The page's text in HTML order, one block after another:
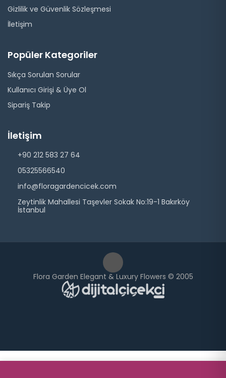
Gizlilik ve Güvenlik Sözleşmesi
İletişim
Popüler Kategoriler
Sıkça Sorulan Sorular
Kullanıcı Girişi & Üye Ol
Sipariş Takip
İletişim
+90 212 583 27 64
05325566540
info@floragardencicek.com
Zeytinlik Mahallesi Taşevler Sokak No:19-1 Bakırköy
İstanbul
Flora Garden Elegant & Luxury Flowers © 2005